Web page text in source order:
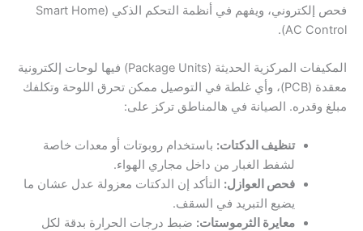
فحص إلكتروني، ويفهم في أنظمة التحكم الذكي (Smart Home
AC Control).
المكيفات المركزية الحديثة (Package Units) فيها لوحات إلكترونية
معقدة (PCB)، وأي غلطة في التوصيل ممكن تحرق اللوحة وتكلفك
مبلغ وقدره. الصيانة في هالمناطق تركز على:
تنظيف الدكتات: باستخدام روبوتات أو معدات خاصة
لشفط الغبار من داخل مجاري الهواء.
فحص العوازل: التأكد إن الدكتات معزولة عدل عشان ما
يضيع التبريد في السقف.
معايرة الثرموستات: ضبط درجات الحرارة بدقة لكل